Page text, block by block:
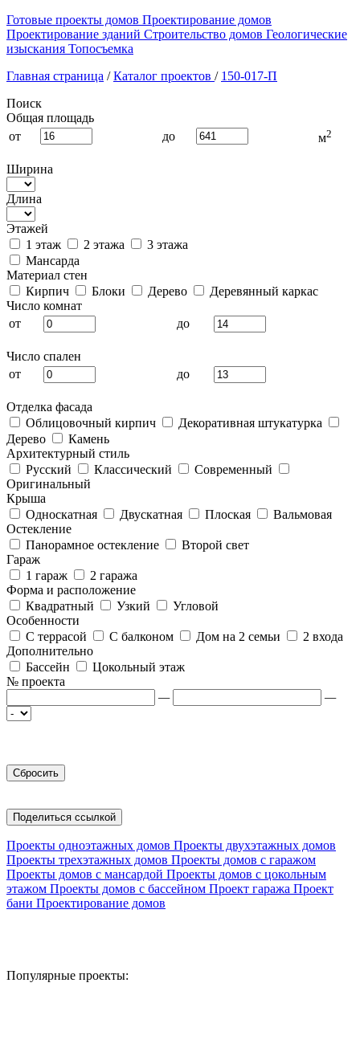
Готовые проекты домов Проектирование домов
Проектирование зданий Строительство домов Геологические
изыскания Топосъемка
Главная страница / Каталог проектов / 150-017-П
Поиск
Общая площадь
от
до м2
Ширина
Длина
Этажей
1 этаж
2 этажа
3 этажа
Мансарда
Материал стен
Кирпич
Блоки Дерево
Деревянный каркас
Число комнат
от
до
Число спален
от
до
Отделка фасада
Облицовочный кирпич
Декоративная штукатурка
Дерево
Камень
Архитектурный стиль
Русский
Классический
Современный
Оригинальный
Крыша
Односкатная
Двускатная Плоская
Вальмовая
Остекление
Панорамное остекление
Второй свет
Гараж
1 гараж
2 гаража
Форма и расположение
Квадратный
Узкий
Угловой
Особенности
С террасой
С балконом Дом на 2 семьи
2 входа
Дополнительно
Бассейн
Цокольный этаж
№ проекта
—
—
Поделиться ссылкой
Проекты одноэтажных домов Проекты двухэтажных домов
Проекты трехэтажных домов Проекты домов с гаражом
Проекты домов с мансардой Проекты домов с цокольным
этажом Проекты домов с бассейном Проект гаража Проект
бани Проектирование домов
Популярные проекты: